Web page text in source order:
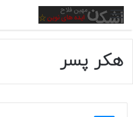
منو
هکر پسر